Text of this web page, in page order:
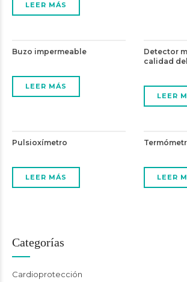
LEER MÁS
Buzo impermeable
LEER MÁS
Detector
calidad
LEER
Pulsioxímetro
LEER MÁS LEER
Categorías
Cardioprotección